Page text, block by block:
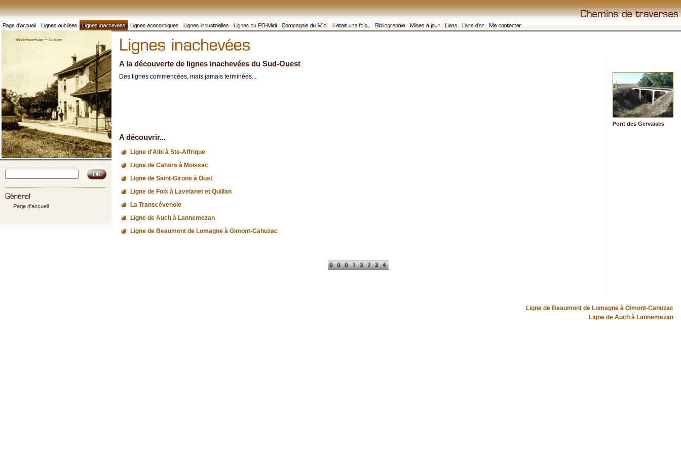
Page d'accueil
A la découverte de lignes inachevées du Sud-Ouest
Des lignes commencées, mais jamais terminées...
Pont des Gervaises
A découvrir...
Ligne d'Albi à Ste-Affrique
Ligne de Cahors à Moissac
Ligne de Saint-Girons à Oust
Ligne de Foix à Lavelanet et Quillan
La Transcévenole
Ligne de Auch à Lannemezan
Ligne de Beaumont de Lomagne à Gimont-Cahuzac
Ligne de Beaumont de Lomagne à Gimont-Cahuzac
Ligne de Auch à Lannemezan